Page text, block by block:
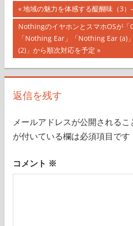
投
稿
ナ
ビ
ゲ
ー
シ
ョ
ン
前
の
記
事:
地域の魅力を体感する醍醐味（3）
次
の
記
事:
NothingのイヤホンとスマホOSが「
「Nothing Ear」「Nothing Ear (a)
(2)」から順次対応を予定
返信を残す
メールアドレスが公開されるこ
が付いている欄は必須項目です
コメント ※